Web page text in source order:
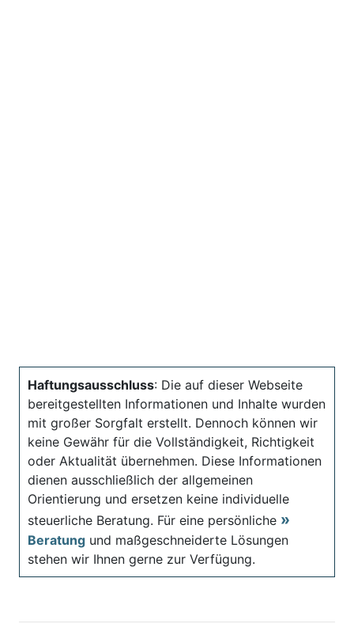
Haftungsausschluss: Die auf dieser Webseite
bereitgestellten Informationen und Inhalte wurden
mit großer Sorgfalt erstellt. Dennoch können wir
keine Gewähr für die Vollständigkeit, Richtigkeit
oder Aktualität übernehmen. Diese Informationen
dienen ausschließlich der allgemeinen
Orientierung und ersetzen keine individuelle
steuerliche Beratung. Für eine persönliche
Beratung und maßgeschneiderte Lösungen
stehen wir Ihnen gerne zur Verfügung.